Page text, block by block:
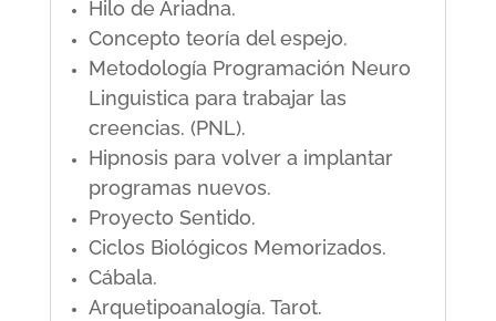
Hilo de Ariadna.
Concepto teoría del espejo.
Metodología Programación Neuro
Linguistica para trabajar las
creencias. (PNL).
Hipnosis para volver a implantar
programas nuevos.
Proyecto Sentido.
Ciclos Biológicos Memorizados.
Cábala.
Arquetipoanalogía. Tarot.